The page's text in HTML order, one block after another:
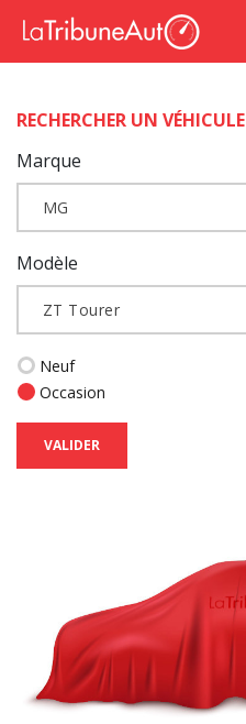
RECHERCHER UN VÉHICULE
Marque
MG
Modèle
ZT Tourer
Neuf
Occasion
VALIDER